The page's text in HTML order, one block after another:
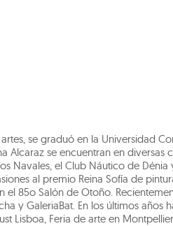
se graduó en la Universidad
Alcaraz se encuentran en diversas
Navales, el Club Náutico de
al premio Reina Sofía de
85o Salón de Otoño.
y GaleriaBat. En los últimos años
Lisboa, Feria de arte en